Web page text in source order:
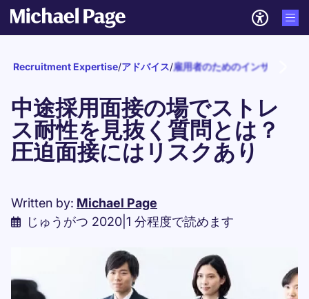
Recruitment Expertise/アドバイス/雇用者のためのインサイト
中途採用面接の場でストレ
ス耐性を見抜く質問とは？
圧迫面接にはリスクあり
Written by: Michael Page
じゅうがつ 2020 1 分程度で読めます